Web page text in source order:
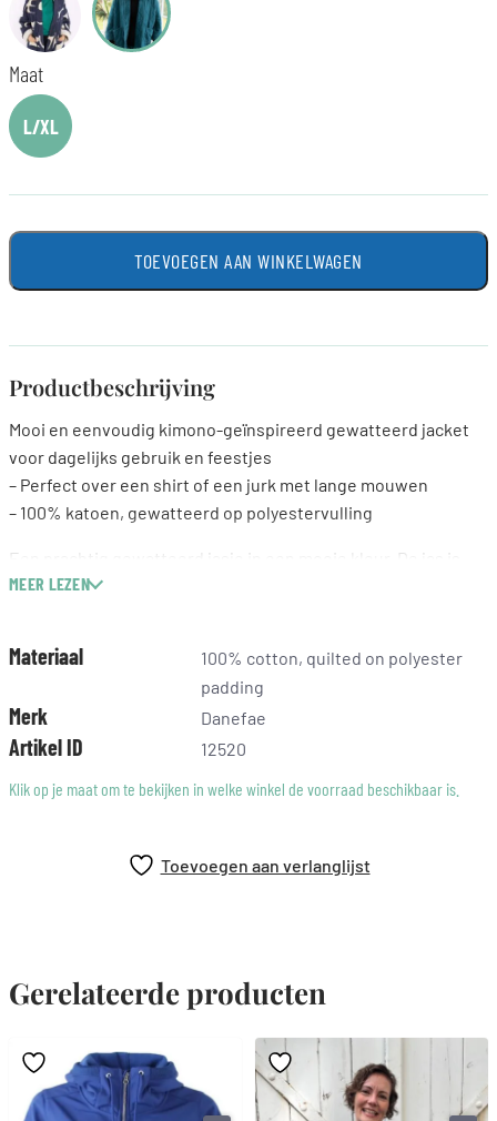
Maat
L/XL
TOEVOEGEN AAN WINKELWAGEN
Productbeschrijving
Mooi en eenvoudig kimono-geïnspireerd gewatteerd jacket
voor dagelijks gebruik en feestjes
– Perfect over een shirt of een jurk met lange mouwen
– 100% katoen, gewatteerd op polyestervulling
Een prachtig gewatteerd jasje in een mooie kleur. De jas is
garment dyed geverfd, wat een prachtige vintage look geeft.
spijkerbroek of over een jurk. Het vest is gemaakt van 100%
katoen en doorgestikt op een polyester vulling. De jas is
kimono-geïnspireerd zonder sluiting aan de voorkant en
heeft twee zakken.
De jas heeft een iets oversized pasvorm, maar is normaal van
MEER LEZEN
Materiaal
100% cotton, quilted on polyester
padding
Merk Danefae
Artikel ID
12520
Klik op je maat om te bekijken in welke winkel de voorraad beschikbaar is.
Toevoegen aan verlanglijst
Gerelateerde producten